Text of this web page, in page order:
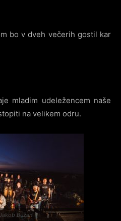
bo v dveh večerih gostil kar
mladim udeležencem naše
na velikem odru.
Bužan